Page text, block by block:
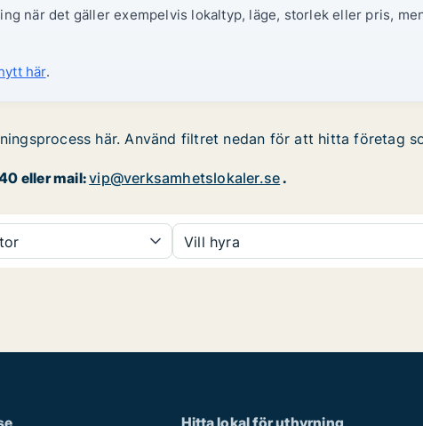
när det gäller exempelvis lokaltyp, läge, storlek eller pris,
här.
här. Använd filtret nedan för att hitta företag
eller mail:vip@verksamhetslokaler.se.
Vill hyra
Hitta lokal för uthyrning